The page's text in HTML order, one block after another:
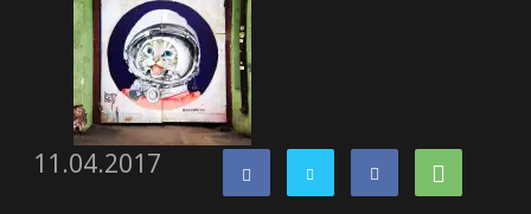
11.04.2017